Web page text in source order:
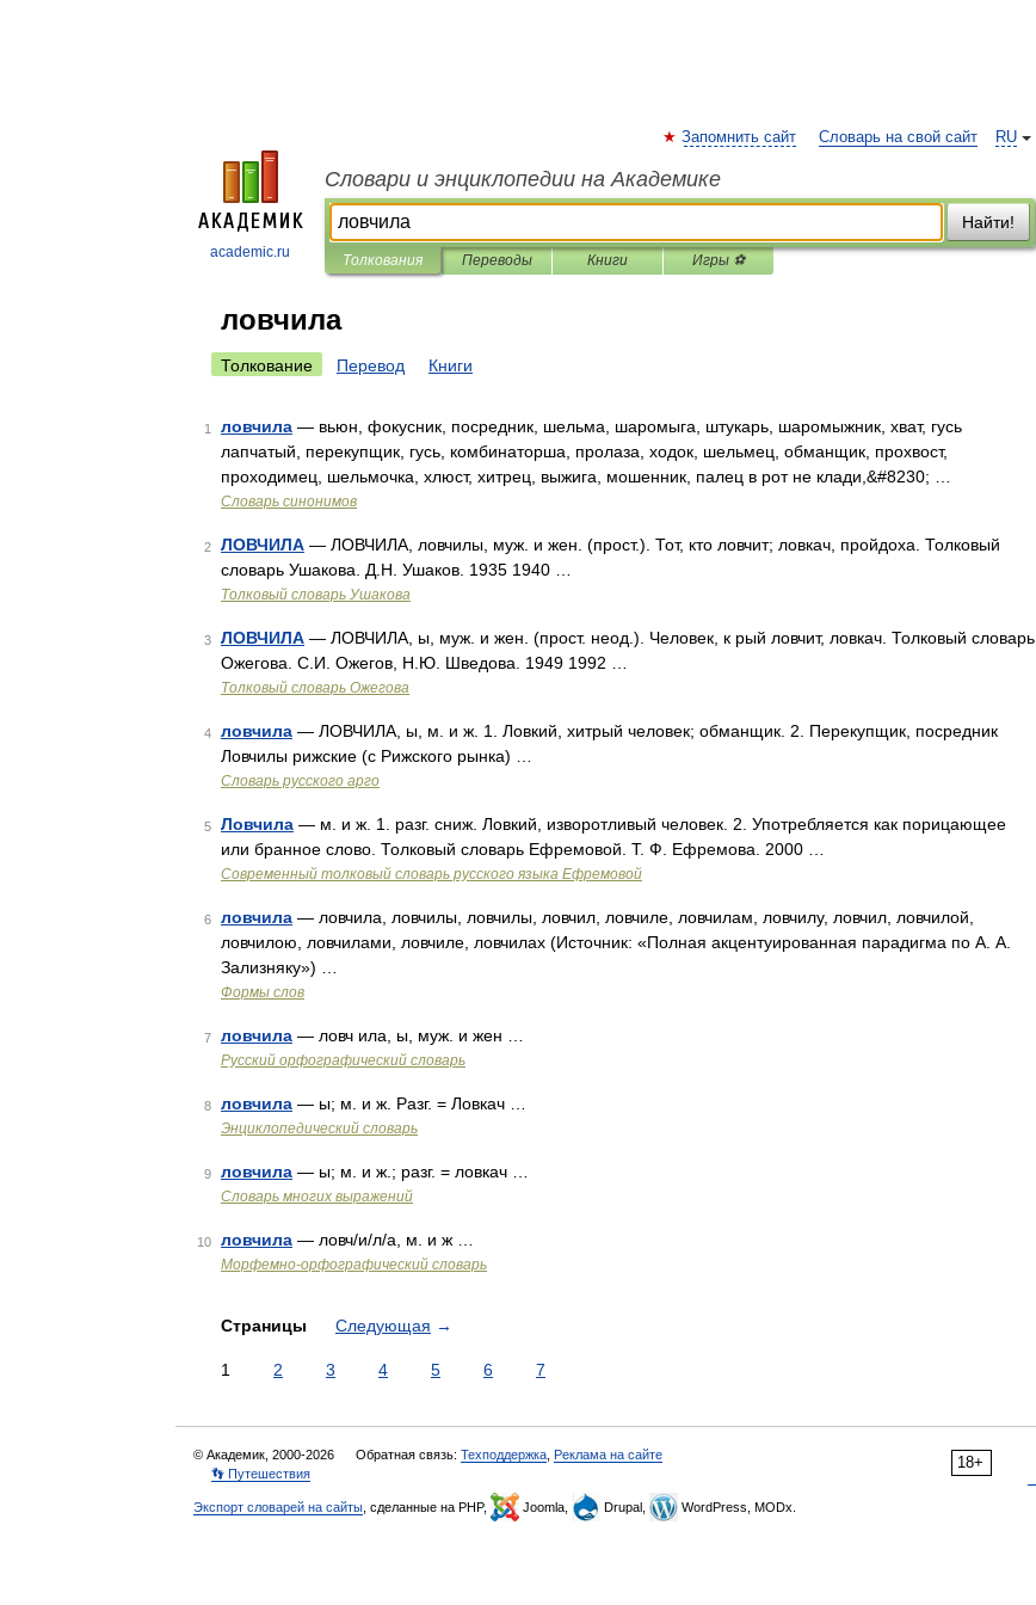
academic.ru
RU
Запомнить сайт Словарь на свой сайт
Словари и энциклопедии на Академике
Найти!
Толкования Переводы Книги Игры ⚽
ловчила
Толкование Перевод Книги
1 ловчила — вьюн, фокусник, посредник, шельма, шаромыга, штукарь, шаромыжник, хват, гусь
лапчатый, перекупщик, гусь, комбинаторша, пролаза, ходок, шельмец, обманщик, прохвост,
проходимец, шельмочка, хлюст, хитрец, выжига, мошенник, палец в рот не клади,&#8230; …
Словарь синонимов
2 ЛОВЧИЛА — ЛОВЧИЛА, ловчилы, муж. и жен. (прост.). Тот, кто ловчит; ловкач, пройдоха. Толковый
словарь Ушакова. Д.Н. Ушаков. 1935 1940 …
Толковый словарь Ушакова
3 ЛОВЧИЛА — ЛОВЧИЛА, ы, муж. и жен. (прост. неод.). Человек, к рый ловчит, ловкач. Толковый словарь
Ожегова. С.И. Ожегов, Н.Ю. Шведова. 1949 1992 …
Толковый словарь Ожегова
4 ловчила — ЛОВЧИЛА, ы, м. и ж. 1. Ловкий, хитрый человек; обманщик. 2. Перекупщик, посредник
Ловчилы рижские (с Рижского рынка) …
Словарь русского арго
5 Ловчила — м. и ж. 1. разг. сниж. Ловкий, изворотливый человек. 2. Употребляется как порицающее
или бранное слово. Толковый словарь Ефремовой. Т. Ф. Ефремова. 2000 …
Современный толковый словарь русского языка Ефремовой
6 ловчила — ловчила, ловчилы, ловчилы, ловчил, ловчиле, ловчилам, ловчилу, ловчил, ловчилой,
ловчилою, ловчилами, ловчиле, ловчилах (Источник: «Полная акцентуированная парадигма по А. А.
Зализняку») …
Формы слов
7 ловчила — ловч ила, ы, муж. и жен …
Русский орфографический словарь
8 ловчила — ы; м. и ж. Разг. = Ловкач …
Энциклопедический словарь
9 ловчила — ы; м. и ж.; разг. = ловкач …
Словарь многих выражений
10 ловчила — ловч/и/л/а, м. и ж …
Морфемно-орфографический словарь
Страницы Следующая →
1 2 3 4 5 6 7
18+
© Академик, 2000-2026 Обратная связь: Техподдержка Реклама на сайте
👣 Путешествия
Экспорт словарей на сайты , сделанные на PHP, Joomla, Drupal, WordPress, MODx.